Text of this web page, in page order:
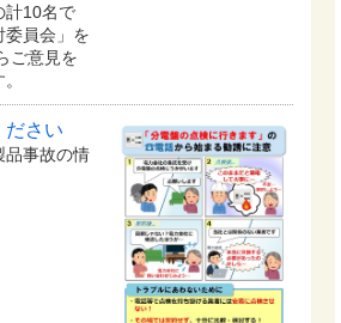
計10名で
委員会」を
ご意見を
ださい
品事故の情